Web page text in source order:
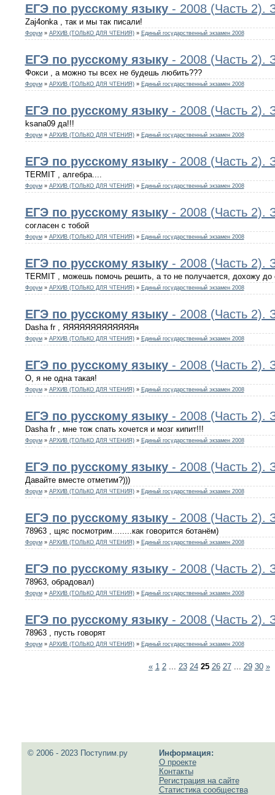
ЕГЭ по русскому языку- 2008 (Часть 2).
Zaj4onka , так и мы так писали!
Форум » АРХИВ (ТОЛЬКО ДЛЯ ЧТЕНИЯ) » Единый государственный экзамен 2008
ЕГЭ по русскому языку- 2008 (Часть 2).
Фокси , а можно ты всех не будешь любить???
Форум » АРХИВ (ТОЛЬКО ДЛЯ ЧТЕНИЯ) » Единый государственный экзамен 2008
ЕГЭ по русскому языку- 2008 (Часть 2).
ksana09 да!!!
Форум » АРХИВ (ТОЛЬКО ДЛЯ ЧТЕНИЯ) » Единый государственный экзамен 2008
ЕГЭ по русскому языку- 2008 (Часть 2).
TERMIT , алгебра....
Форум » АРХИВ (ТОЛЬКО ДЛЯ ЧТЕНИЯ) » Единый государственный экзамен 2008
ЕГЭ по русскому языку- 2008 (Часть 2).
согласен с тобой
Форум » АРХИВ (ТОЛЬКО ДЛЯ ЧТЕНИЯ) » Единый государственный экзамен 2008
ЕГЭ по русскому языку- 2008 (Часть 2).
TERMIT , можешь помочь решить, а то не получается, дохожу до
Форум » АРХИВ (ТОЛЬКО ДЛЯ ЧТЕНИЯ) » Единый государственный экзамен 2008
ЕГЭ по русскому языку- 2008 (Часть 2).
Dasha fr , ЯЯЯЯЯЯЯЯЯЯЯЯЯя
Форум » АРХИВ (ТОЛЬКО ДЛЯ ЧТЕНИЯ) » Единый государственный экзамен 2008
ЕГЭ по русскому языку- 2008 (Часть 2).
О, я не одна такая!
Форум » АРХИВ (ТОЛЬКО ДЛЯ ЧТЕНИЯ) » Единый государственный экзамен 2008
ЕГЭ по русскому языку- 2008 (Часть 2).
Dasha fr , мне тож спать хочется и мозг кипит!!!
Форум » АРХИВ (ТОЛЬКО ДЛЯ ЧТЕНИЯ) » Единый государственный экзамен 2008
ЕГЭ по русскому языку- 2008 (Часть 2).
Давайте вместе отметим?)))
Форум » АРХИВ (ТОЛЬКО ДЛЯ ЧТЕНИЯ) » Единый государственный экзамен 2008
ЕГЭ по русскому языку- 2008 (Часть 2).
78963 , щяс посмотрим........как говорится ботанём)
Форум » АРХИВ (ТОЛЬКО ДЛЯ ЧТЕНИЯ) » Единый государственный экзамен 2008
ЕГЭ по русскому языку- 2008 (Часть 2).
78963, обрадовал)
Форум » АРХИВ (ТОЛЬКО ДЛЯ ЧТЕНИЯ) » Единый государственный экзамен 2008
ЕГЭ по русскому языку- 2008 (Часть 2).
78963 , пусть говорят
Форум » АРХИВ (ТОЛЬКО ДЛЯ ЧТЕНИЯ) » Единый государственный экзамен 2008
« 1 2 23 24 25 26 27 29 30 »
© 2006 - 2023 Поступим.ру
Информация:
О проекте
Контакты
Регистрация на сайте
Статистика сообщества